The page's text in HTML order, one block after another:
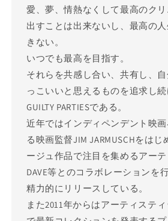
愛、夢、情熱なくして最高のク
出すことは出来ないし、最高の
きない。
いつでも最高を目指す。
それらを共感し合い、共有し、
っこいいと思えるものを追求し続
GUILTY PARTIESである。
近年ではインディペンデント映
る映画監督JIM JARMUSCHをは
ージュ作品で注目を集めるアーテ
DAVE等とのコラボレーションを
精力的にリリースしている。
また2011年からはアーティステ